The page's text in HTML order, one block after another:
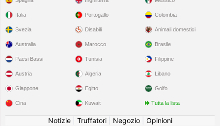
Italia
Svezia
Portogallo
Disabili
Colombia
Animali domestici
Australia
Paesi Bassi
Austria
Giappone
Cina
Marocco
Tunisia
Algeria
Egitto
Kuwait
Brasile
Filippine
Libano
Golfo
Tutta la lista
Notizie| Truffatori| Negozio| Opinioni